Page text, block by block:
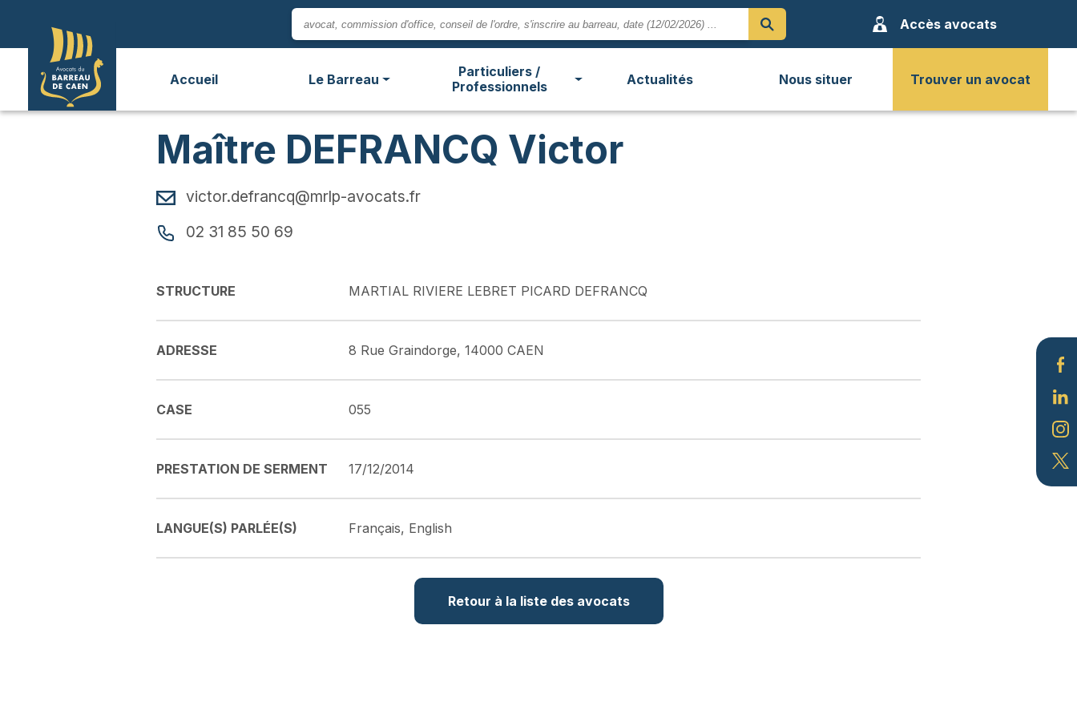
Accès avocats
Accueil Le Barreau
Particuliers /
Professionnels
Actualités Nous situer Trouver un avocat
Maître DEFRANCQ Victor
victor.defrancq@mrlp-avocats.fr
02 31 85 50 69
STRUCTURE MARTIAL RIVIERE LEBRET PICARD DEFRANCQ
ADRESSE 8 Rue Graindorge, 14000 CAEN
CASE 055
PRESTATION DE SERMENT 17/12/2014
LANGUE(S) PARLÉE(S) Français, English
Retour à la liste des avocats